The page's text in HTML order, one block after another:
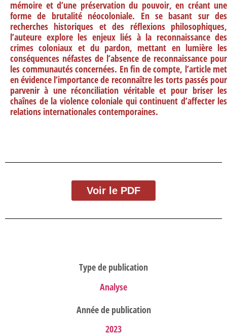
mémoire et d’une préservation du pouvoir, en créant une
forme de brutalité néocoloniale. En se basant sur des
recherches historiques et des réflexions philosophiques,
l’auteure explore les enjeux liés à la reconnaissance des
crimes coloniaux et du pardon, mettant en lumière les
conséquences néfastes de l’absence de reconnaissance pour
les communautés concernées. En fin de compte, l’article met
en évidence l’importance de reconnaître les torts passés pour
parvenir à une réconciliation véritable et pour briser les
chaînes de la violence coloniale qui continuent d’affecter les
relations internationales contemporaines.
Voir le PDF
Type de publication
Analyse
Année de publication
2023